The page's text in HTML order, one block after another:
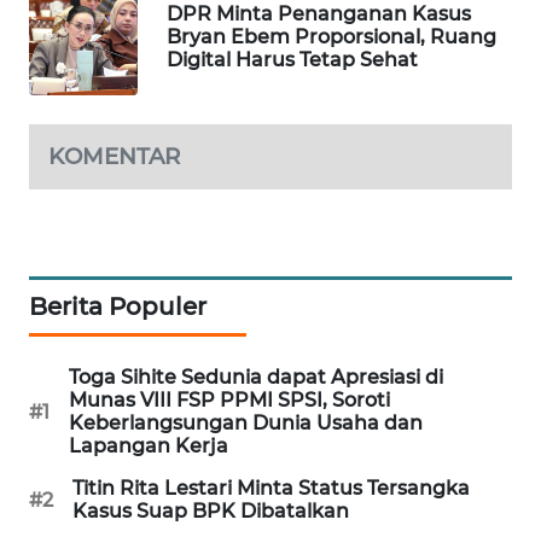
DPR Minta Penanganan Kasus
Bryan Ebem Proporsional, Ruang
Digital Harus Tetap Sehat
KOMENTAR
Berita Populer
#1
Toga Sihite Sedunia dapat Apresiasi di
Munas VIII FSP PPMI SPSI, Soroti
Keberlangsungan Dunia Usaha dan
Lapangan Kerja
#2
Titin Rita Lestari Minta Status Tersangka
Kasus Suap BPK Dibatalkan
FORWAMKI
SITUNGIR
SIDIKALANG
NEWS
SIBARAGAS